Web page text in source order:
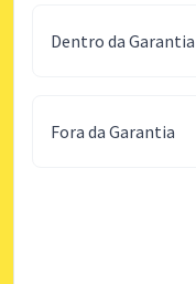
Dentro da Garantia
Fora da Garantia